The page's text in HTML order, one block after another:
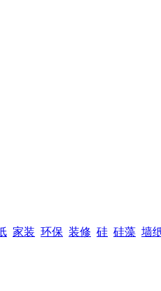
家装 环保 装修 硅 硅藻 墙